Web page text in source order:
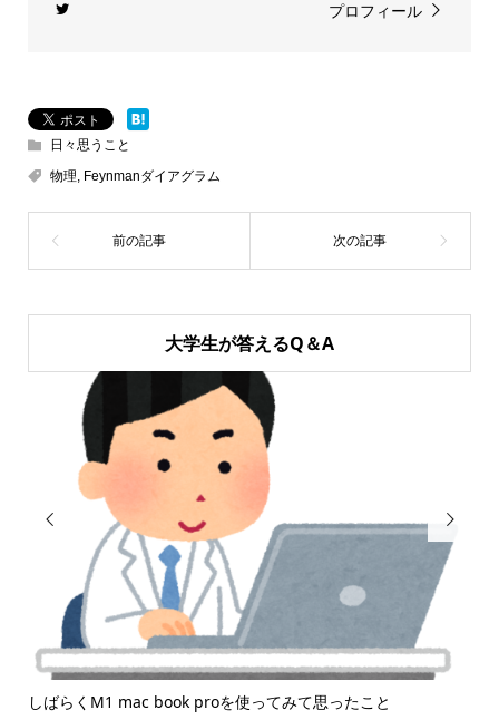
プロフィール
日々思うこと
物理, Feynmanダイアグラム
大学生が答えるQ＆A

しばらくM1 mac book proを使ってみて思ったこと
